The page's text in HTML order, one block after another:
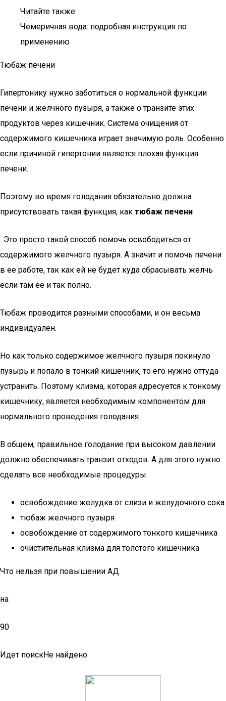
Читайте также:
Чемеричная вода: подробная инструкция по
применению
Тюбаж печени
Гипертонику нужно заботиться о нормальной функции
печени и желчного пузыря, а также о транзите этих
продуктов через кишечник. Система очищения от
содержимого кишечника играет значимую роль. Особенно
если причиной гипертонии является плохая функция
печени.
Поэтому во время голодания обязательно должна
присутствовать такая функция, как тюбаж печени
. Это просто такой способ помочь освободиться от
содержимого желчного пузыря. А значит и помочь печени
в ее работе, так как ей не будет куда сбрасывать желчь
если там ее и так полно.
Тюбаж проводится разными способами, и он весьма
индивидуален.
Но как только содержимое желчного пузыря покинуло
пузырь и попало в тонкий кишечник, то его нужно оттуда
устранить. Поэтому клизма, которая адресуется к тонкому
кишечнику, является необходимым компонентом для
нормального проведения голодания.
В общем, правильное голодание при высоком давлении
должно обеспечивать транзит отходов. А для этого нужно
сделать все необходимые процедуры:
освобождение желудка от слизи и желудочного сока
тюбаж желчного пузыря
освобождение от содержимого тонкого кишечника
очистительная клизма для толстого кишечника
Что нельзя при повышении АД
на
90
Идет поискНе найдено